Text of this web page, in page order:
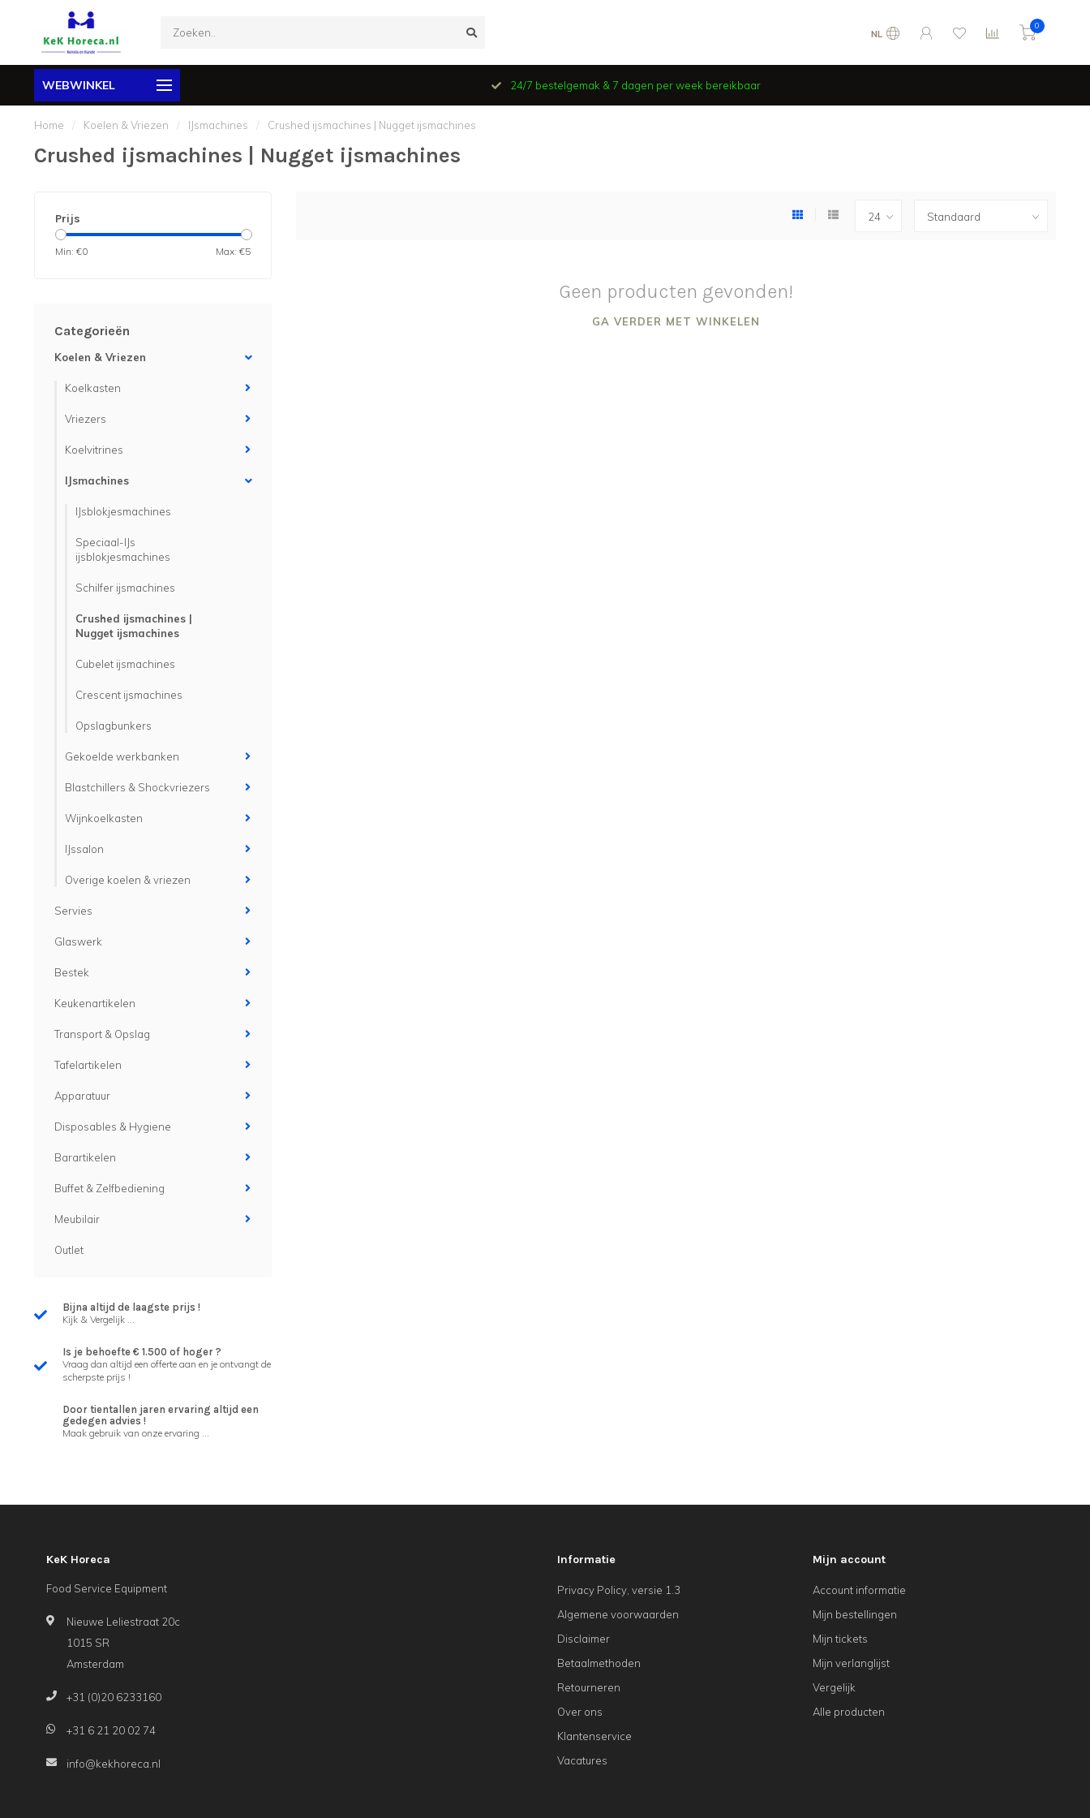
NL
0
WEBWINKEL 24/7 bestelgemak & 7 dagen per week bereikbaar
Home / Koelen & Vriezen / IJsmachines / Crushed ijsmachines | Nugget ijsmachines
Crushed ijsmachines | Nugget ijsmachines
Prijs
Min: €0 Max: €5
Categorieën
Koelen & Vriezen
Koelkasten
Vriezers
Koelvitrines
IJsmachines
IJsblokjesmachines
Speciaal-IJs
ijsblokjesmachines
Schilfer ijsmachines
Crushed ijsmachines |
Nugget ijsmachines
Cubelet ijsmachines
Crescent ijsmachines
Opslagbunkers
Gekoelde werkbanken
Blastchillers & Shockvriezers
Wijnkoelkasten
IJssalon
Overige koelen & vriezen
Servies
Glaswerk
Bestek
Keukenartikelen
Transport & Opslag
Tafelartikelen
Apparatuur
Disposables & Hygiene
Barartikelen
Buffet & Zelfbediening
Meubilair
Outlet
Bijna altijd de laagste prijs !
Kijk & Vergelijk ...
Is je behoefte € 1.500 of hoger ?
Vraag dan altijd een offerte aan en je ontvangt de
scherpste prijs !
Door tientallen jaren ervaring altijd een
gedegen advies !
Maak gebruik van onze ervaring ...
Geen producten gevonden!
GA VERDER MET WINKELEN
KeK Horeca
Food Service Equipment
Nieuwe Leliestraat 20c
1015 SR
Amsterdam
+31 (0)20 6233160
+31 6 21 20 02 74
info@kekhoreca.nl
Informatie
Privacy Policy, versie 1.3
Algemene voorwaarden
Disclaimer
Betaalmethoden
Retourneren
Over ons
Klantenservice
Vacatures
Mijn account
Account informatie
Mijn bestellingen
Mijn tickets
Mijn verlanglijst
Vergelijk
Alle producten